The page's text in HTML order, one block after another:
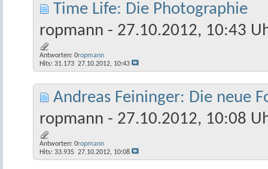
Time Life: Die Photographie
ropmann - 27.10.2012, 10:43
Antworten: 0
Hits: 31.173
ropmann
27.10.2012, 10:43
Andreas Feininger: Die neue
ropmann - 27.10.2012, 10:08
Antworten: 0
Hits: 33.935
ropmann
27.10.2012, 10:08